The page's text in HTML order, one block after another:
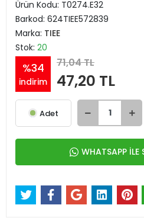
Ürün Kodu: T0274.E32
Barkod: 624TIEE572839
Marka: TIEE
Stok: 20
%34
indirim
71,04 TL
47,20 TL
Adet
WHATSAPP İLE